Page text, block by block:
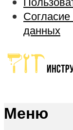
данных
Меню